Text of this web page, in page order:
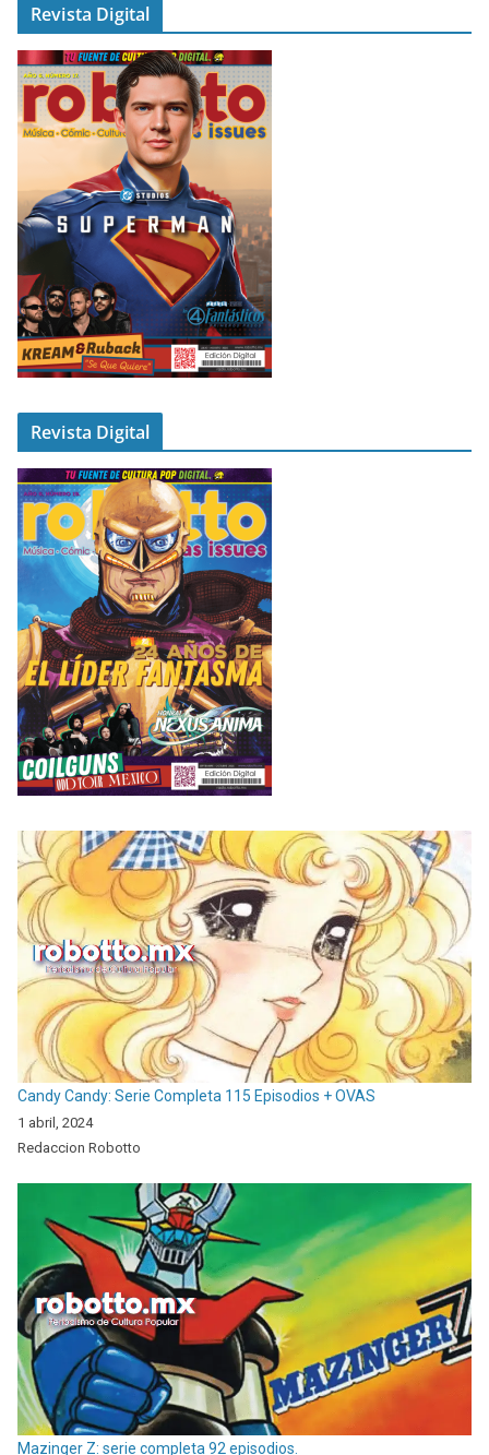
Revista Digital
Revista Digital
Candy Candy: Serie Completa 115 Episodios + OVAS
1 abril, 2024
Redaccion Robotto
Mazinger Z: serie completa 92 episodios.